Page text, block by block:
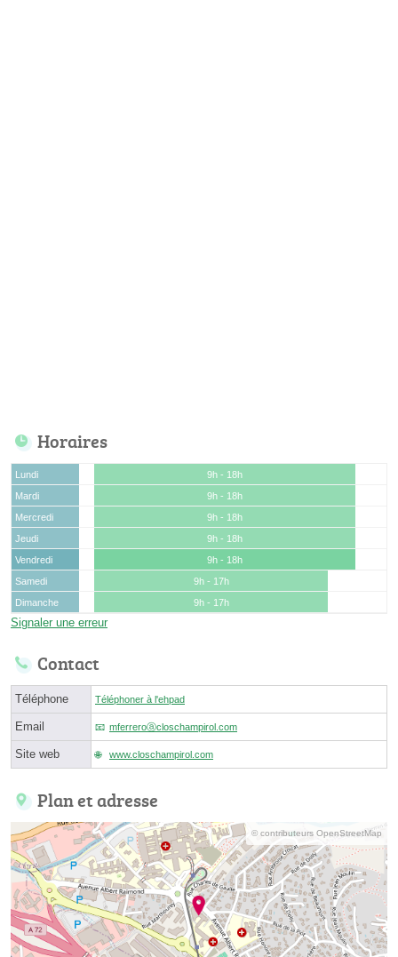
Horaires
Lundi
9h - 18h
Mardi
9h - 18h
Mercredi
9h - 18h
Jeudi
9h - 18h
Vendredi
9h - 18h
Samedi
9h - 17h
Dimanche
9h - 17h
Signaler une erreur
Contact
Téléphone Téléphoner à l'ehpad
Email mferreroⓐcloschampirol.com
Site web www.closchampirol.com
Plan et adresse
© contributeurs OpenStreetMap